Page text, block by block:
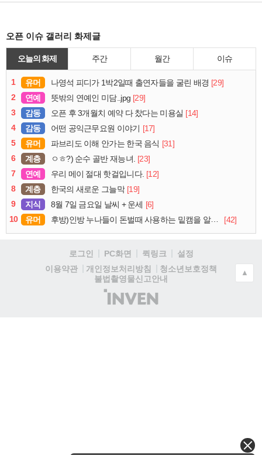
오픈 이슈 갤러리 화제글
오늘의 화제 주간 월간 이슈
1 유머 나영석 피디가 1박2일때 출연자들을 굴린 배경 [29]
2
연예 뜻밖의 연예인 미담..jpg [29]
3
감동 오픈 후 3개월치 예약 다 찼다는 미용실 [14]
4
감동 어떤 공익근무요원 이야기
[17]
5
유머 파브리도 이해 안가는 한국 음식 [31]
6
계층 ㅇㅎ?) 순수 골반 재능녀. [23]
7
연예 우리 메이 절대 핫걸입니다. [12]
8
계층 한국의 새로운 그늘막 [19]
9
지식 8월 7일 금요일 날씨 + 운세
[6]
10
유머 후방)인방 누나들이 돈벌때 사용하는 밑캠을 알아보자 [42]
로그인 PC화면 퀵링크
설정
이용약관
개인정보처리방침
청소년보호정책
불법촬영물신고안내
(주)
인
▲